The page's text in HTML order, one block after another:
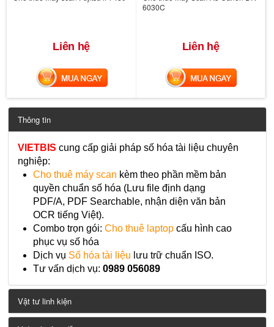
Liên hệ
MUA NGAY
6030C
Liên hệ
MUA NGAY
Thông tin
VIETBIS cung cấp giải pháp số hóa tài liệu chuyên
nghiệp:
Cho thuê máy scan kèm theo phần mềm bản
quyền chuẩn số hóa (Lưu file định dạng
PDF/A, PDF Searchable, nhận diện văn bản
OCR tiếng Việt).
Combo trọn gói: Cho thuê laptop cấu hình cao
phục vụ số hóa
Dịch vụ Số hóa tài liệu lưu trữ chuẩn ISO.
Tư vấn dịch vụ: 0989 056089
Vật tư linh kiện